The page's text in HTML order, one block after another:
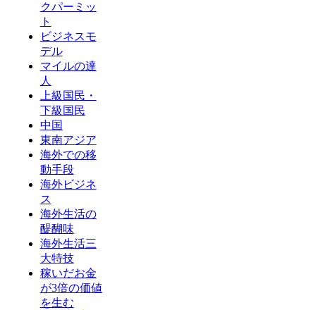
クパーミッ
ト
ビジネスモ
デル
マイルの達
人
上級国民・
下級国民
中国
東南アジア
海外での移
動手段
海外ビジネ
ス
海外生活の
醍醐味
海外生活三
大特技
稼いだお金
が3倍の価値
を生む